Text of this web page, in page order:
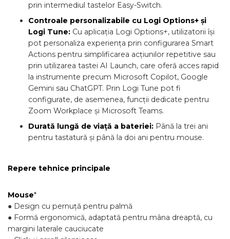
prin intermediul tastelor Easy-Switch.
Controale personalizabile cu Logi Options+ și
Logi Tune: Cu aplicația Logi Options+, utilizatorii își
pot personaliza experiența prin configurarea Smart
Actions pentru simplificarea acțiunilor repetitive sau
prin utilizarea tastei AI Launch, care oferă acces rapid
la instrumente precum Microsoft Copilot, Google
Gemini sau ChatGPT. Prin Logi Tune pot fi
configurate, de asemenea, funcții dedicate pentru
Zoom Workplace și Microsoft Teams.
Durată lungă de viață a bateriei: Până la trei ani
pentru tastatură și până la doi ani pentru mouse.
Repere tehnice principale
Mouse*
● Design cu pernuță pentru palmă
● Formă ergonomică, adaptată pentru mâna dreaptă, cu
margini laterale cauciucate